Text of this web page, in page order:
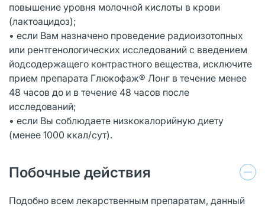
повышение уровня молочной кислоты в крови
(лактоацидоз);
• если Вам назначено проведение радиоизотопных
или рентгенологических исследований с введением
йодсодержащего контрастного вещества, исключите
прием препарата Глюкофаж® Лонг в течение менее
48 часов до и в течение 48 часов после
исследований;
• если Вы соблюдаете низкокалорийную диету
(менее 1000 ккал/сут).
Побочные действия
Подобно всем лекарственным препаратам, данный